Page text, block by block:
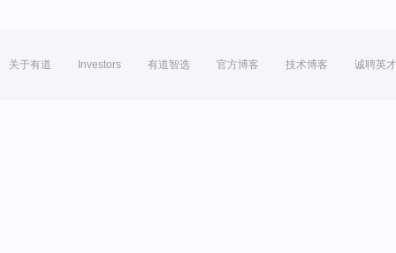
关于有道 Investors 有道智选 官方博客 技术博客 诚聘英才